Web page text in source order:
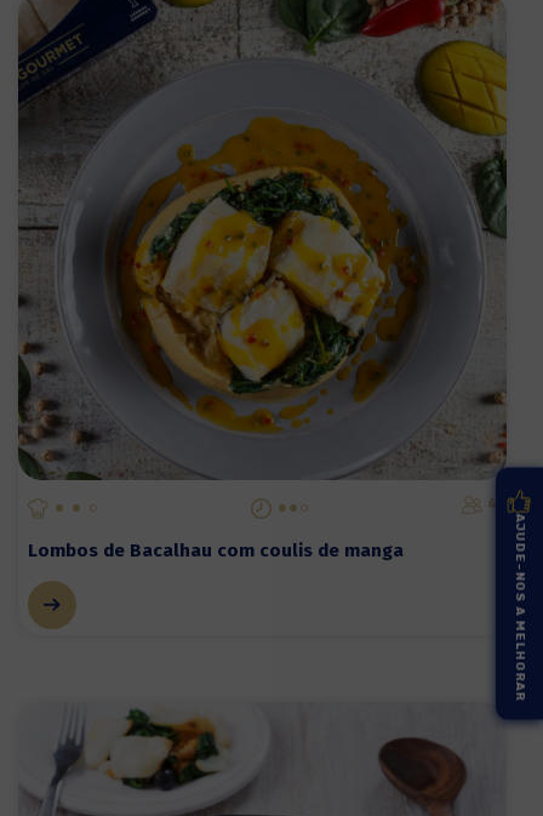
4
Lombos de Bacalhau com coulis de manga AJUDE-NOS A MELHORAR